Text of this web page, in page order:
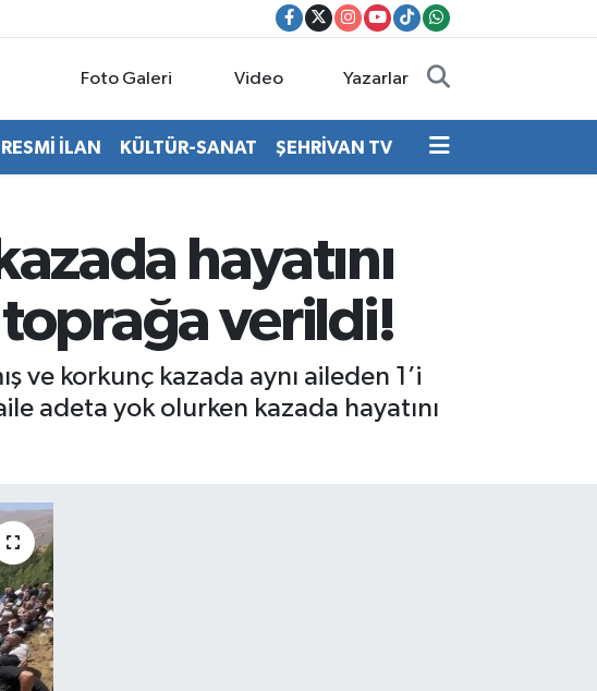
Foto Galeri Video Yazarlar
RESMİ İLAN KÜLTÜR-SANAT ŞEHRİVAN TV
hayatını
toprağa verildi!
ve korkunç kazada aynı aileden 1’i
adeta yok olurken kazada hayatını